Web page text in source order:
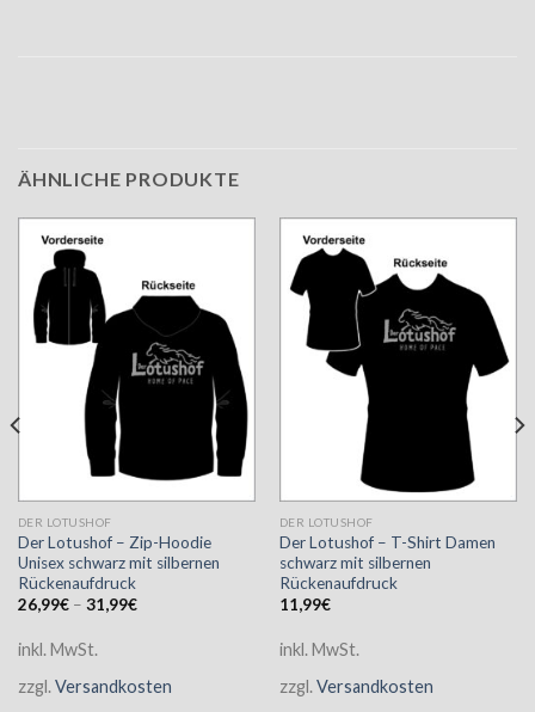
ÄHNLICHE PRODUKTE
DER LOTUSHOF
Der Lotushof – Zip-Hoodie
Unisex schwarz mit silbernen
Rückenaufdruck
26,99€– 31,99€
inkl. MwSt.
zzgl. Versandkosten
DER LOTUSHOF
Der Lotushof – T-Shirt Damen
schwarz mit silbernen
Rückenaufdruck
11,99€
inkl. MwSt.
zzgl. Versandkosten